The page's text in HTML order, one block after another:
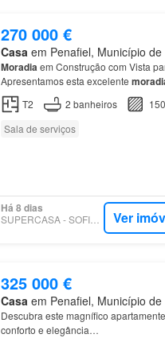
270 000 €
Casa em Penafiel, Município
Moradiaem Construção com Vista
Apresentamos esta excelente
Azona social destaca-se por uma
T2 2 banheiros
Sala de serviços
Há 8 dias
SUPERCASA - SOFIA TEIXEIRA Ver
325 000 €
Casaem Penafiel, Município de
Descubra este magnífico
conforto e elegância…